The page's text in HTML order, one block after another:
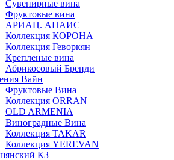
Сувенирные вина
Фруктовые вина
АРИАЦ. АНАИС
Коллекция КОРОНА
Коллекция Геворкян
Крепленые вина
Абрикосовый Бренди
Вайн
Фруктовые Вина
Коллекция ORRAN
OLD ARMENIA
Виноградные Вина
Коллекция TAKAR
Коллекция YEREVAN
КЗ